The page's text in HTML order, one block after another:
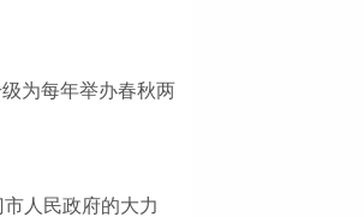
为每年举办春秋两
人民政府的大力